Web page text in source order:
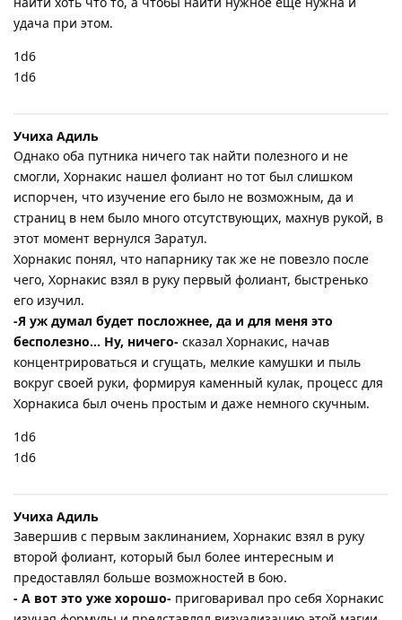
удача при этом.
1d6
1d6
Учиха Адиль
Однако оба путника ничего так найти полезного и не
смогли, Хорнакис нашел фолиант но тот был слишком
испорчен, что изучение его было не возможным, да и
страниц в нем было много отсутствующих, махнув рукой, в
этот момент вернулся Заратул.
Хорнакис понял, что напарнику так же не повезло после
чего, Хорнакис взял в руку первый фолиант, быстренько
его изучил.
-Я уж думал будет посложнее, да и для меня это
бесполезно… Ну, ничего- сказал Хорнакис, начав
концентрироваться и сгущать, мелкие камушки и пыль
вокруг своей руки, формируя каменный кулак, процесс для
Хорнакиса был очень простым и даже немного скучным.
1d6
1d6
Учиха Адиль
Завершив с первым заклинанием, Хорнакис взял в руку
второй фолиант, который был более интересным и
предоставлял больше возможностей в бою.
- А вот это уже хорошо- приговаривал про себя Хорнакис